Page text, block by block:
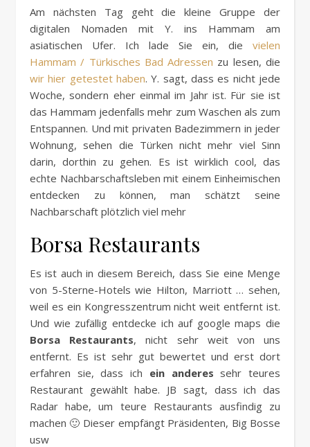
Am nächsten Tag geht die kleine Gruppe der
digitalen Nomaden mit Y. ins Hammam am
asiatischen Ufer. Ich lade Sie ein, die vielen
Hammam / Türkisches Bad Adressen zu lesen, die
wir hier getestet haben. Y. sagt, dass es nicht jede
Woche, sondern eher einmal im Jahr ist. Für sie ist
das Hammam jedenfalls mehr zum Waschen als zum
Entspannen. Und mit privaten Badezimmern in jeder
Wohnung, sehen die Türken nicht mehr viel Sinn
darin, dorthin zu gehen. Es ist wirklich cool, das
echte Nachbarschaftsleben mit einem Einheimischen
entdecken zu können, man schätzt seine
Nachbarschaft plötzlich viel mehr
Borsa Restaurants
Es ist auch in diesem Bereich, dass Sie eine Menge
von 5-Sterne-Hotels wie Hilton, Marriott … sehen,
weil es ein Kongresszentrum nicht weit entfernt ist.
Und wie zufällig entdecke ich auf google maps die
Borsa Restaurants, nicht sehr weit von uns
entfernt. Es ist sehr gut bewertet und erst dort
erfahren sie, dass ich ein anderes sehr teures
Restaurant gewählt habe. JB sagt, dass ich das
Radar habe, um teure Restaurants ausfindig zu
machen 🙂 Dieser empfängt Präsidenten, Big Bosse
usw